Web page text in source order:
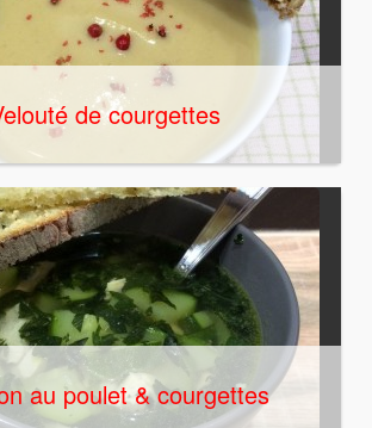
de courgettes
au poulet & courgettes